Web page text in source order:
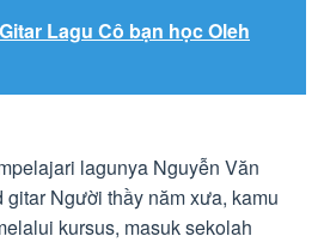
Lagu Cô bạn học Oleh
lagunya Nguyễn Văn
Người thầy năm xưa, kamu
kursus, masuk sekolah